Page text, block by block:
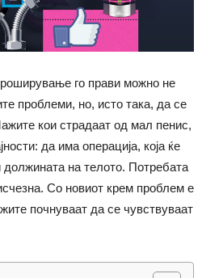
го прави можно не
проблеми, но, исто така, да се
кои страдаат од мал пенис,
да има операција, која ќе
на телото. Потребата
Со новиот крем проблем е
почнуваат да се чувствуваат